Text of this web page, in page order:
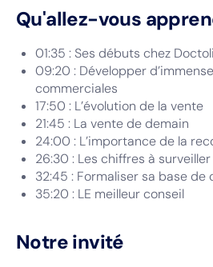
Qu'allez-vous
01:35 : Ses débuts chez
09:20 : Développer
commerciales
17:50 : L’évolution de la vente
21:45 : La vente de demain
24:00 : L’importance de la
26:30 : Les chiffres à surveiller
32:45 : Formaliser sa base de
35:20 : LE meilleur conseil
Notre invité